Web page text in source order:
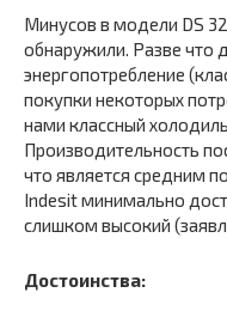
Минусов в модели DS
обнаружили. Разве что
энергопотребление
покупки некоторых
нами классный
Производительность
что является средним
Indesit минимально
слишком высокий
Достоинства: